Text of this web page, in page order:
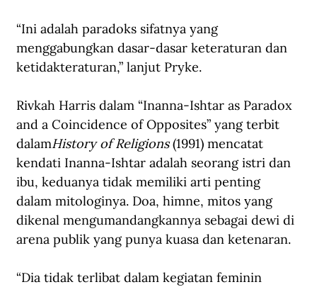
“Ini adalah paradoks sifatnya yang
menggabungkan dasar-dasar keteraturan dan
ketidakteraturan,” lanjut Pryke.
Rivkah Harris dalam “Inanna-Ishtar as Paradox
and a Coincidence of Opposites” yang terbit
dalamHistory of Religions (1991) mencatat
kendati Inanna-Ishtar adalah seorang istri dan
ibu, keduanya tidak memiliki arti penting
dalam mitologinya. Doa, himne, mitos yang
dikenal mengumandangkannya sebagai dewi di
arena publik yang punya kuasa dan ketenaran.
“Dia tidak terlibat dalam kegiatan feminin